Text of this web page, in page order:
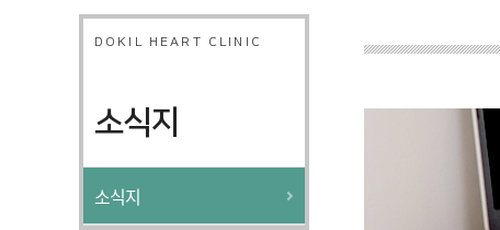
DOKIL HEART CLINIC
소식지
소식지